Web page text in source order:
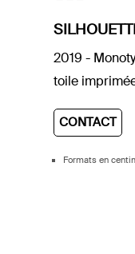
2019 -
toile
CONTACT
Formats en